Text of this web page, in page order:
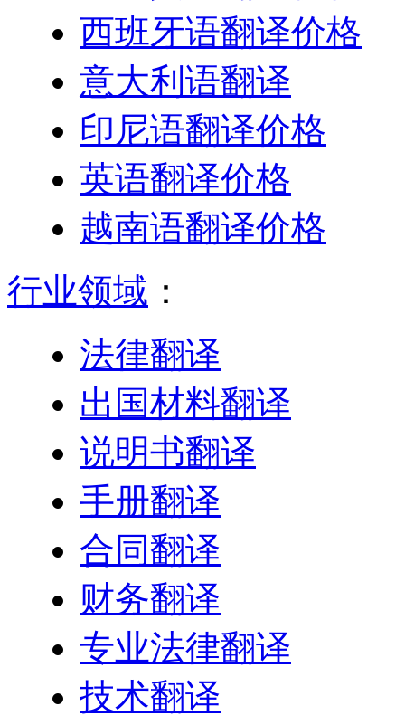
西班牙语翻译价格
意大利语翻译
印尼语翻译价格
英语翻译价格
越南语翻译价格
行业领域 ：
法律翻译
出国材料翻译
说明书翻译
手册翻译
合同翻译
财务翻译
专业法律翻译
技术翻译